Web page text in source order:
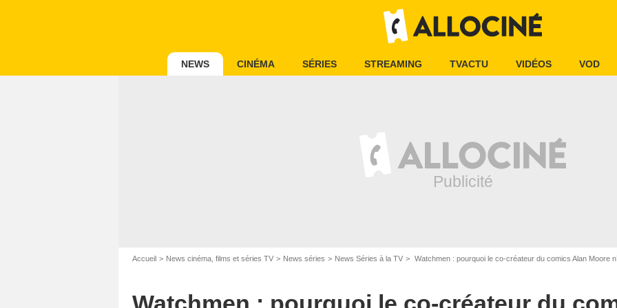
NEWS CINÉMA SÉRIES STREAMING TVACTU VIDÉOS VOD
Accueil News cinéma, films et séries TV News séries News Séries à la TV Watchmen : pourquoi le co-créateur du comics Alan Moore